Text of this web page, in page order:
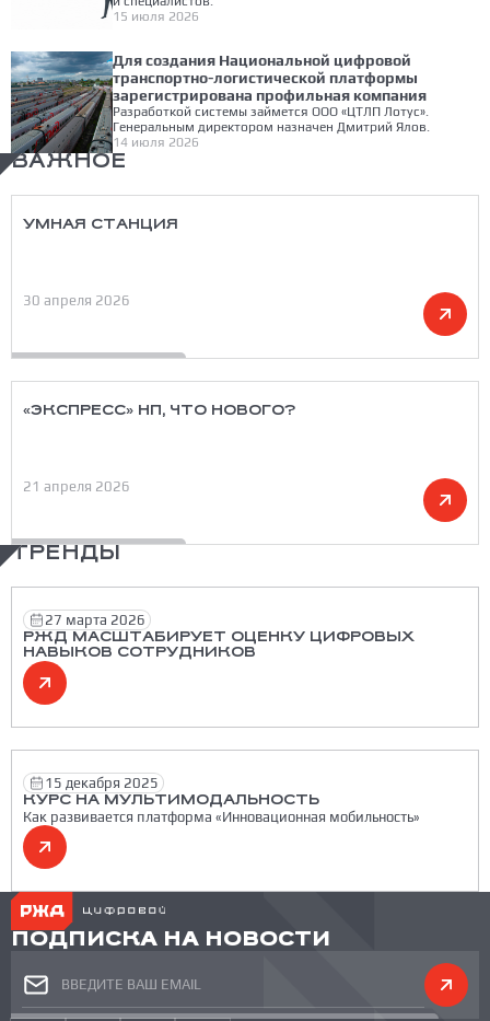
15 июля 2026
Для создания Национальной цифровой
транспортно-логистической платформы
зарегистрирована профильная компания
Разработкой системы займется ООО «ЦТЛП Лотус».
Генеральным директором назначен Дмитрий Ялов.
14 июля 2026
ВАЖНОЕ
УМНАЯ СТАНЦИЯ
30 апреля 2026
«ЭКСПРЕСС» НП, ЧТО НОВОГО?
21 апреля 2026
ТРЕНДЫ
27 марта 2026
РЖД МАСШТАБИРУЕТ ОЦЕНКУ ЦИФРОВЫХ
НАВЫКОВ СОТРУДНИКОВ
15 декабря 2025
КУРС НА МУЛЬТИМОДАЛЬНОСТЬ
Как развивается платформа «Инновационная мобильность»
ПОДПИСКА НА НОВОСТИ